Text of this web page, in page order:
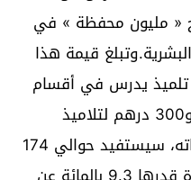
« مليون محفظة » في
قيمة هذا
درهم لكل تلميذ يدرس في أقسام
التعليم الابتدائي والإعدادي، و300 درهم لتلاميذ
التعليم الثانوي.في السياق ذاته، سيستفيد حوالي 174